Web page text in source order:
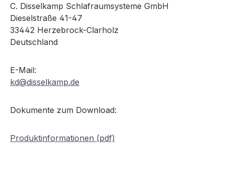
C. Disselkamp Schlafraumsysteme GmbH
Dieselstraße 41-47
33442 Herzebrock-Clarholz
Deutschland
E-Mail:
kd@disselkamp.de
Dokumente zum Download:
Produktinformationen (pdf)